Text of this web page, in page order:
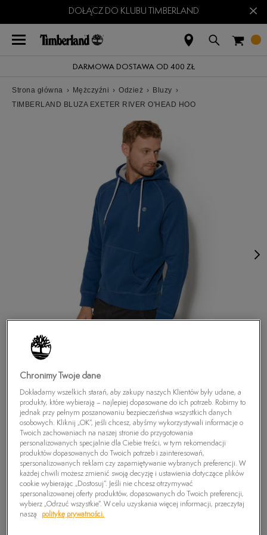
DOŁĄCZ DO KLUBU TIMBERLAND ×
DARMOWA DOSTAWA OD 400 ZŁ
Strona główna › Mężczyźni › Odzież › Bluzy ›
TIMBERLAND BLUZA EXETER RIVER O'HEAD HOO
TIMBERLAND BLUZA EXETER RIVER O'HEAD
HOO
199,99zł
Chronimy Twoje dane
Dokładamy wszelkich starań, aby zakupy naszych Klientów były udane, a
produkty, które wybierają – najlepiej dopasowane do ich potrzeb. Robimy to
jednak przy pełnym poszanowaniu bezpieczeństwa wszystkich danych
osobowych. Kliknij „OK”, jeśli chcesz, abyśmy wykorzystywali informacje o
Twoich zachowaniach na naszej stronie do przygotowania
personalizowanych specjalnie dla Ciebie treści, w tym rekomendacji
produktów dopasowanych do Twoich potrzeb i zainteresowań,
spersonalizowanych reklam czy zapamiętywanie wybranych preferencji. W
każdej chwili możesz zmienić swoją decyzję i ustawienia dotyczące plików
cookie wybierając „Dostosuj”. Jeśli nie chcesz otrzymywać
spersonalizowanej oferty produktów, dopasowanych do Twoich preferencji,
wybierz „Odrzuć wszystkie”. W celu uzyskania więcej informacji, przeczytaj
naszą
politykę prywatności.